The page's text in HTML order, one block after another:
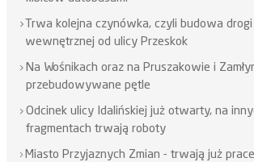
Trwa kolejna czynówka, czyli budowa drogi
wewnętrznej od ulicy Przeskok
Na Wośnikach oraz na Pruszakowie i
przebudowywane pętle
Odcinek ulicy Idalińskiej już otwarty, na
fragmentach trwają roboty
Miasto Przyjaznych Zmian - trwają już